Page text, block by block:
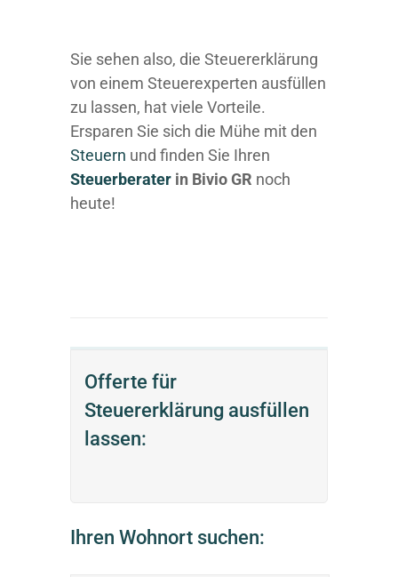
Offerte für
Steuererklärung ausfüllen
lassen:
Ihren Wohnort suchen:
Sie sehen also, die Steuererklärung
von einem Steuerexperten ausfüllen
zu lassen, hat viele Vorteile.
Ersparen Sie sich die Mühe mit den
Steuern und finden Sie Ihren
Steuerberater in Bivio GR noch
heute!